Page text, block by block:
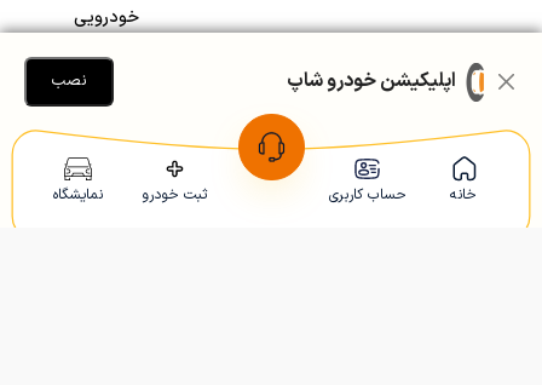
خانه حساب کاربری ثبت خودرو نمایشگاه
خودرویی
سرمایه گذاری در
رضایت مشتریان
Copyright © 2005-2026 Khodroshop.ir
اپلیکیشن خودرو شاپ نصب